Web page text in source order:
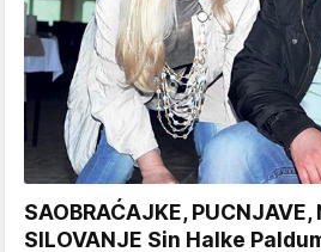
SAOBRAĆAJKE, PUCNJAVE,
SILOVANJE Sin Halke